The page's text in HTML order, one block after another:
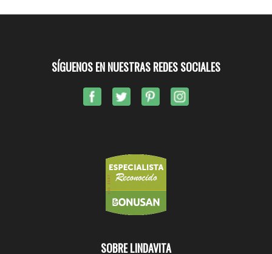
SOBRE LINDAVITA
SÍGUENOS EN NUESTRAS REDES SOCIALES